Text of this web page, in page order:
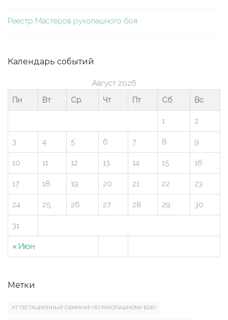
Реестр Мастеров рукопашного боя
Календарь событий
Август 2026
Пн
Вт Ср Чт Пт Сб Вс
« Июн
1 2
3 4 5 6 7 8 9
10 11 12 13 14 15 16
17 18 19 20 21 22 23
24 25 26 27 28 29 30
31
Метки
АТТЕСТАЦИОННЫЙ СЕМИНАР ПО РУКОПАШНОМУ БОЮ